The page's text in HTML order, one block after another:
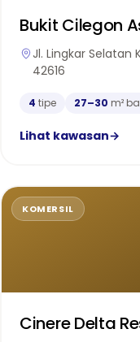
Bukit Cilegon
Jl. Lingkar Selatan
42616
4 tipe 27–30 m²
Lihat kawasan→
KOMERSIL
Cinere Delta